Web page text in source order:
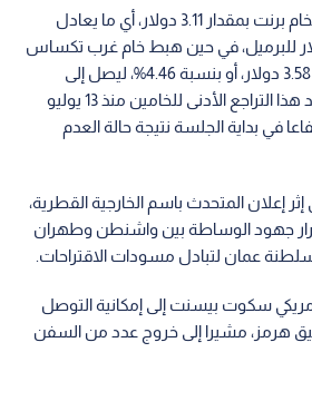
وتراجعت العقود الآجلة لخام برنت بمقدار 3.11 دولار، أي ما يعادل
لتسجل 80.66 دولار للبرميل، في حين هبط خام غرب تكساس
الوسيط الأمريكي بمقدار 3.58 دولار، أو بنسبة 4.46%، ليصل إلى
76.76 دولار للبرميل. ويعد هذا التراجع الأدنى للخامين منذ 13 يوليو
في بداية الجلسة نتيجة حالة العدم
إعلان المتحدث باسم الخارجية القطرية،
جهود الوساطة بين واشنطن وطهران
عمان لتبادل مسودات الاقتراحات.
سكوت بيسنت إلى إمكانية التوصل
هرمز، مشيرا إلى خروج عدد من السفن